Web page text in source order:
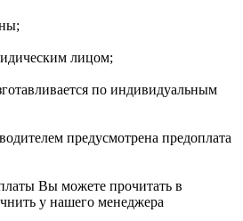
лицом;
по индивидуальным
предусмотрена предоплата
Вы можете прочитать в
у нашего менеджера